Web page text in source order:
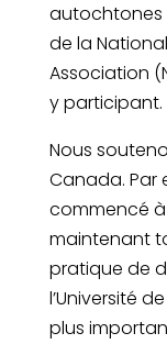
autochtones
de la
Association
y participant.
Nous
Canada. Par
commencé
maintenant
pratique de
l’Université
plus